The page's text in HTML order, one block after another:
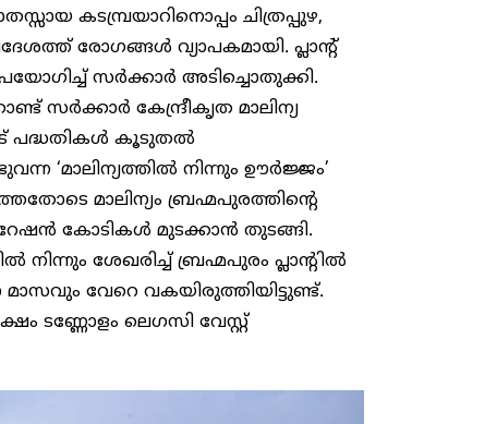
കടമ്പ്രയാറിനൊപ്പം ചിത്രപ്പുഴ,
രോഗങ്ങൾ വ്യാപകമായി. പ്ലാന്റ്
സർക്കാർ അടിച്ചൊതുക്കി.
സർക്കാർ കേന്ദ്രീകൃത മാലിന്യ
പദ്ധതികൾ കൂടുതൽ
‘മാലിന്യത്തിൽ നിന്നും ഊർജ്ജം’
മാലിന്യം ബ്രഹ്മപുരത്തിന്റെ
കോടികൾ മുടക്കാൻ തുടങ്ങി.
നിന്നും ശേഖരിച്ച് ബ്രഹ്മപുരം പ്ലാന്റിൽ
വേറെ വകയിരുത്തിയിട്ടുണ്ട്.
ടണ്ണോളം ലെഗസി വേസ്റ്റ്